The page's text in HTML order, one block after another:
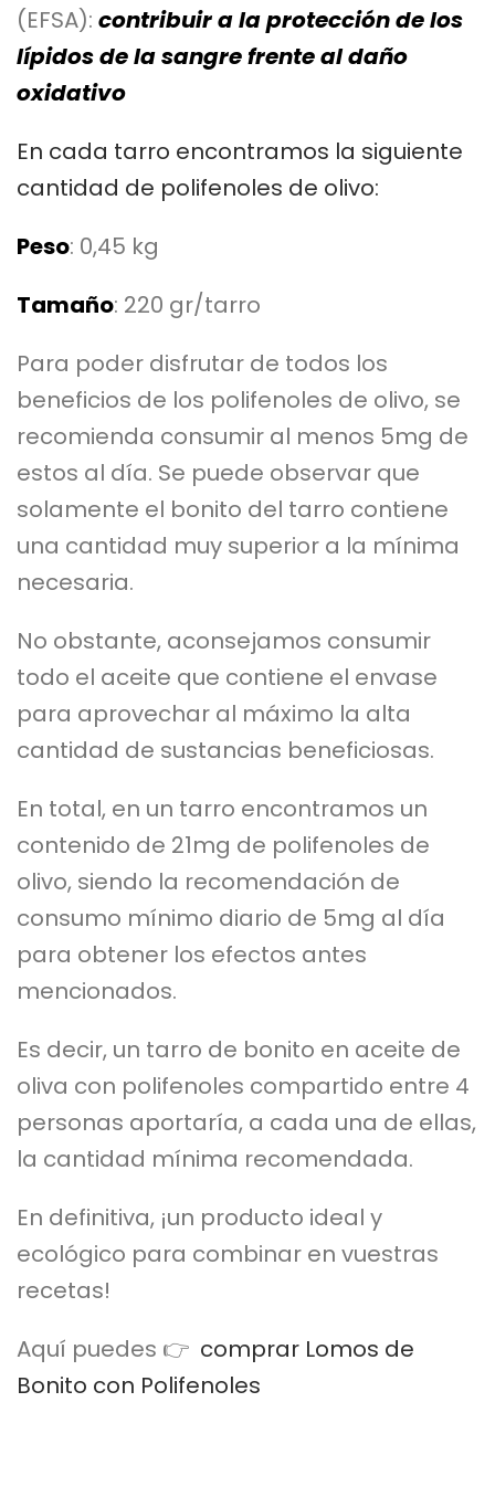
(EFSA): contribuir a la protección de los
lípidos de la sangre frente al daño
oxidativo
En cada tarro encontramos la siguiente
cantidad de polifenoles de olivo:
Peso: 0,45 kg
Tamaño: 220 gr/tarro
Para poder disfrutar de todos los
beneficios de los polifenoles de olivo, se
recomienda consumir al menos 5mg de
estos al día. Se puede observar que
solamente el bonito del tarro contiene
una cantidad muy superior a la mínima
necesaria.
No obstante, aconsejamos consumir
todo el aceite que contiene el envase
para aprovechar al máximo la alta
cantidad de sustancias beneficiosas.
En total, en un tarro encontramos un
contenido de 21mg de polifenoles de
olivo, siendo la recomendación de
consumo mínimo diario de 5mg al día
para obtener los efectos antes
mencionados.
Es decir, un tarro de bonito en aceite de
oliva con polifenoles compartido entre 4
personas aportaría, a cada una de ellas,
la cantidad mínima recomendada.
En definitiva, ¡un producto ideal y
ecológico para combinar en vuestras
recetas!
Aquí puedes 👉 comprar Lomos de
Bonito con Polifenoles